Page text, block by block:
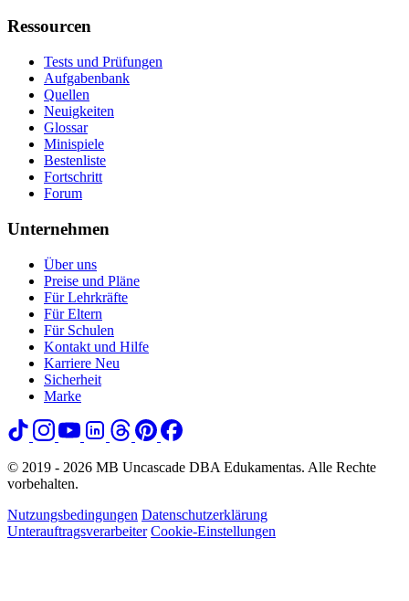
Ressourcen
Tests und Prüfungen
Aufgabenbank
Quellen
Neuigkeiten
Glossar
Minispiele
Bestenliste
Fortschritt
Forum
Unternehmen
Über uns
Preise und Pläne
Für Lehrkräfte
Für Eltern
Für Schulen
Kontakt und Hilfe
Karriere Neu
Sicherheit
Marke
© 2019 - 2026 MB Uncascade DBA Edukamentas. Alle Rechte
vorbehalten.
Nutzungsbedingungen Datenschutzerklärung
Unterauftragsverarbeiter Cookie-Einstellungen